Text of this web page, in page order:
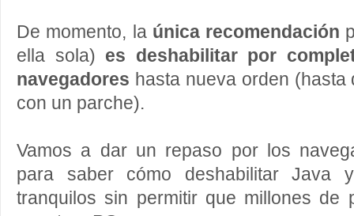
De momento, la única recomendación
ella sola) es deshabilitar por
navegadores hasta nueva orden
con un parche).
Vamos a dar un repaso por los
para saber cómo deshabilitar Java
tranquilos sin permitir que millones de